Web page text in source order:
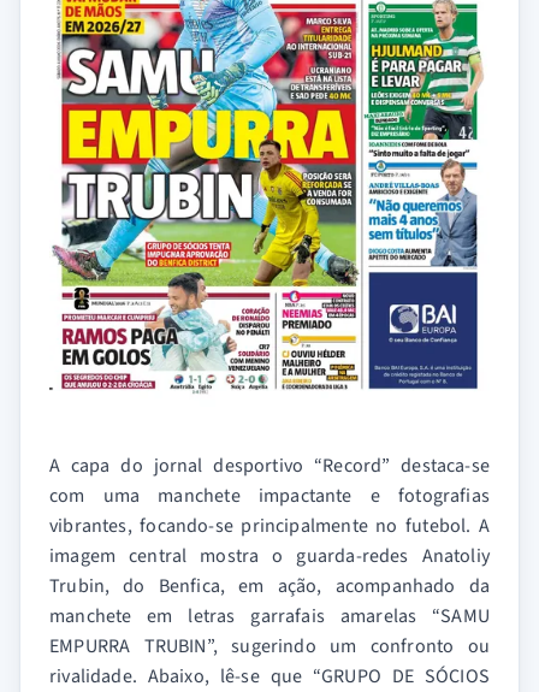
A capa do jornal desportivo “Record” destaca-se
com uma manchete impactante e fotografias
vibrantes, focando-se principalmente no futebol. A
imagem central mostra o guarda-redes Anatoliy
Trubin, do Benfica, em ação, acompanhado da
manchete em letras garrafais amarelas “SAMU
EMPURRA TRUBIN”, sugerindo um confronto ou
rivalidade. Abaixo, lê-se que “GRUPO DE SÓCIOS